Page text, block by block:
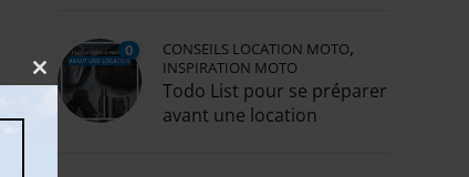
0 CONSEILS LOCATION MOTO,
INSPIRATION MOTO
Todo List pour se préparer
avant une location
Close
this
module